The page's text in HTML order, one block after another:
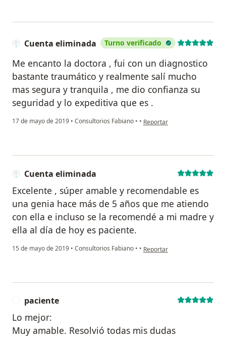
Cuenta eliminada Turno verificado
Me encanto la doctora , fui con un diagnostico
bastante traumático y realmente salí mucho
mas segura y tranquila , me dio confianza su
seguridad y lo expeditiva que es .
17 de mayo de 2019 • Consultorios Fabiano • • en opinión del usuario
Reportar
Cuenta eliminada
Excelente , súper amable y recomendable es
una genia hace más de 5 años que me atiendo
con ella e incluso se la recomendé a mi madre y
ella al día de hoy es paciente.
15 de mayo de 2019 • Consultorios Fabiano • • en opinión del usuario
Reportar
paciente
Lo mejor:
Muy amable. Resolvió todas mis dudas